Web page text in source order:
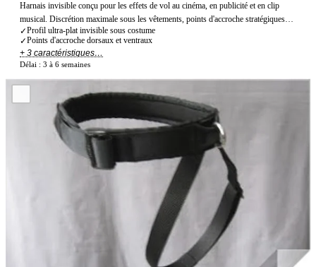
Harnais invisible conçu pour les effets de vol au cinéma, en publicité et en clip
musical. Discrétion maximale sous les vêtements, points d'accroche stratégiques
pour un effet naturel.
✓Profil ultra-plat invisible sous costume
✓Points d'accroche dorsaux et ventraux
+ 3 caractéristiques…
Délai : 3 à 6 semaines